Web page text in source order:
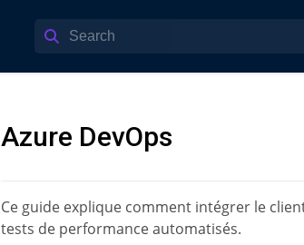
Azure DevOps
Ce guide explique comment intégrer le
tests de performance automatisés.